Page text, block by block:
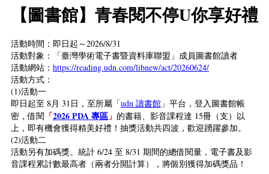
【圖書館】青春閱不停U你享好禮
活動時間：即日起～2026/8/31
活動對象：「臺灣學術電子書暨資料庫聯盟」成員圖書館讀者
活動網站： https://reading.udn.com/libnew/act/20260624/
活動方式：
(1)活動一
即日起至 8月 31日，至所屬「udn 讀書館 」平台，登入圖書館帳
密，借閱 「2026 PDA 專區」 的書籍、影音課程達 15冊（支）以
上，即有機會獲得精美好禮！抽獎活動共四波，歡迎踴躍參加。
(2)活動二
活動另有加碼獎。統計 6/24 至 8/31 期間的總借閱量，電子書及影
音課程累計數最高者（兩者分開計算），將個別獲得加碼獎品！